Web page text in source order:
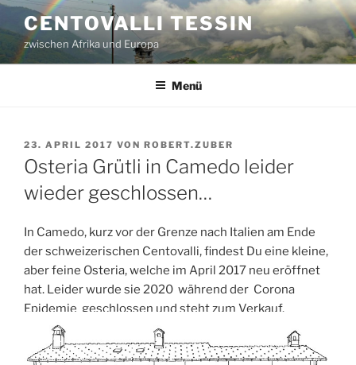
Zum
Inhalt
springen
CENTOVALLI TESSIN
zwischen Afrika und Europa
Menü
VERÖFFENTLICHT
AM
23. APRIL 2017 VON ROBERT.ZUBER
Osteria Grütli in Camedo leider
wieder geschlossen…
In Camedo, kurz vor der Grenze nach Italien am Ende
der schweizerischen Centovalli, findest Du eine kleine,
aber feine Osteria, welche im April 2017 neu eröffnet
hat. Leider wurde sie 2020 während der Corona
Epidemie geschlossen und steht zum Verkauf.